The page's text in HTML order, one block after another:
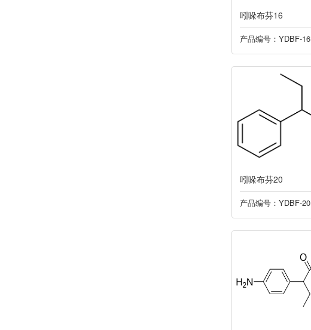
吲哚布芬16
产品编号：YDBF-16
吲哚布芬20
产品编号：YDBF-20